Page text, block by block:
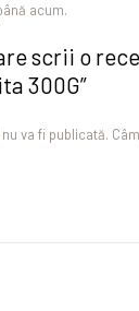
acum.
scrii o
300G”
va fi publicată.